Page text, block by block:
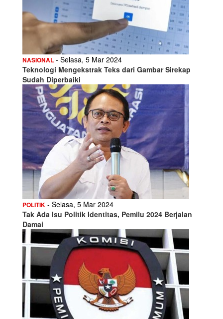
NASIONAL - Selasa, 5 Mar 2024
Teknologi Mengekstrak Teks dari Gambar Sirekap
Sudah Diperbaiki
POLITIK - Selasa, 5 Mar 2024
Tak Ada Isu Politik Identitas, Pemilu 2024 Berjalan
Damai